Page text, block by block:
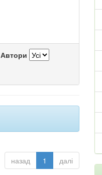
Автори
назад 1 далі